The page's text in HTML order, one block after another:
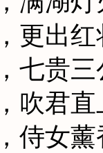
更出
七贵
吹君
侍女